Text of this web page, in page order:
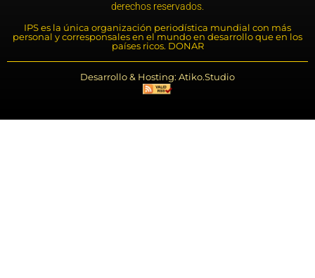
derechos reservados.
IPS es la única organización periodística mundial con más
personal y corresponsales en el mundo en desarrollo que en los
países ricos. DONAR
Desarrollo & Hosting: Atiko.Studio